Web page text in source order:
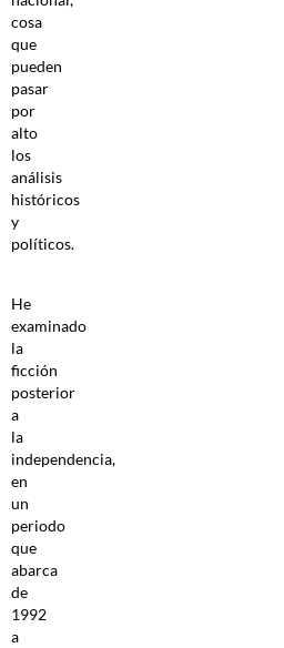
cosa
que
pueden
pasar
por
alto
los
análisis
históricos
y
políticos.
He
examinado
la
ficción
posterior
a
la
independencia,
en
un
periodo
que
abarca
de
1992
a